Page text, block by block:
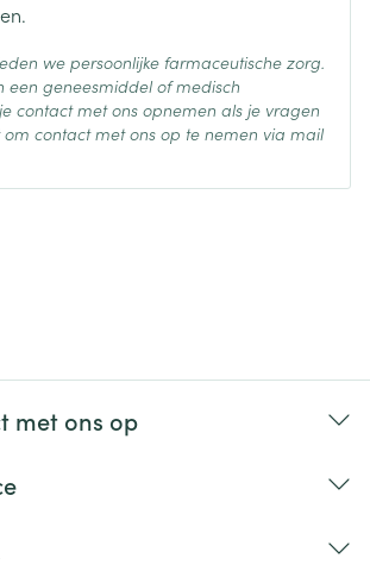
we persoonlijke farmaceutische zorg.
een geneesmiddel of medisch
contact met ons opnemen als je vragen
contact met ons op te nemen via mail
met ons op